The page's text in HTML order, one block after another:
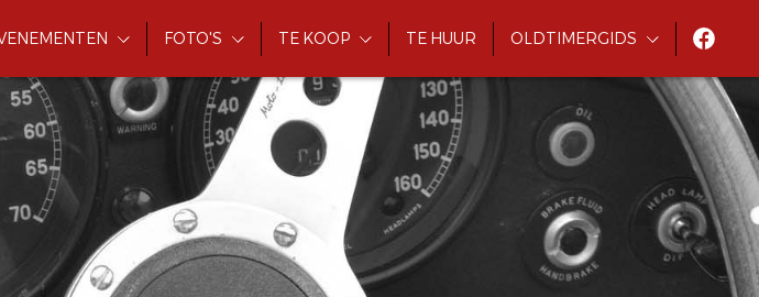
FOTO'S TE KOOP TE HUUR OLDTIMERGIDS